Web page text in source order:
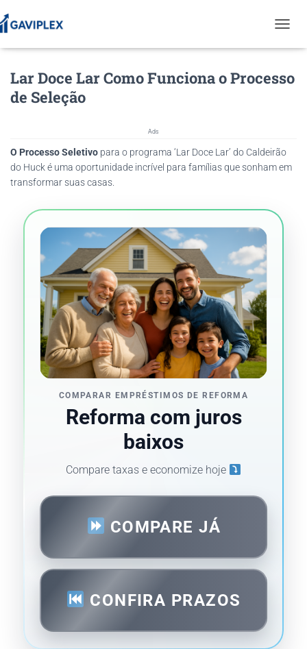
O
G
L
I
G
N
Lar Doce Lar Como Funciona o Processo
de Seleção
Ads
O Processo Seletivo para o programa ‘Lar Doce Lar’ do Caldeirão
do Huck é uma oportunidade incrível para famílias que sonham em
transformar suas casas.
COMPARAR EMPRÉSTIMOS DE REFORMA
Reforma com juros
baixos
Compare taxas e economize hoje
COMPARE JÁ
CONFIRA PRAZOS